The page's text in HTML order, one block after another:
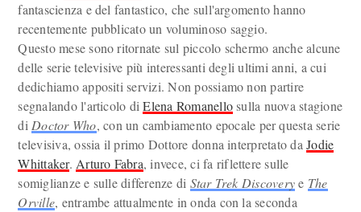
fantascienza e del fantastico, che sull'argomento hanno
recentemente pubblicato un voluminoso saggio.
Questo mese sono ritornate sul piccolo schermo anche alcune
delle serie televisive più interessanti degli ultimi anni, a cui
dedichiamo appositi servizi. Non possiamo non partire
segnalando l'articolo diElena Romanellosulla nuova stagione
di Doctor Who, con un cambiamento epocale per questa serie
televisiva, ossia il primo Dottore donna interpretato daJodie
Whittaker. Arturo Fabra, invece, ci fa riflettere sulle
somiglianze e sulle differenze di Star Trek Discoverye The
Orville, entrambe attualmente in onda con la seconda